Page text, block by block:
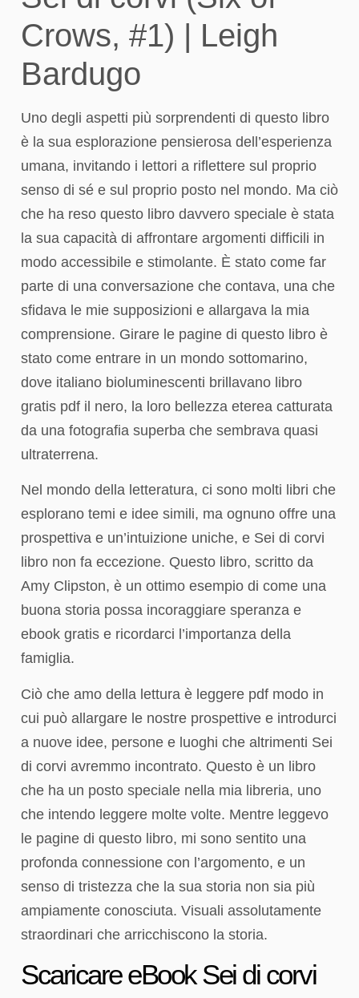
Crows, #1) | Leigh
Bardugo
Uno degli aspetti più sorprendenti di questo libro
è la sua esplorazione pensierosa dell’esperienza
umana, invitando i lettori a riflettere sul proprio
senso di sé e sul proprio posto nel mondo. Ma ciò
che ha reso questo libro davvero speciale è stata
la sua capacità di affrontare argomenti difficili in
modo accessibile e stimolante. È stato come far
parte di una conversazione che contava, una che
sfidava le mie supposizioni e allargava la mia
comprensione. Girare le pagine di questo libro è
stato come entrare in un mondo sottomarino,
dove italiano bioluminescenti brillavano libro
gratis pdf il nero, la loro bellezza eterea catturata
da una fotografia superba che sembrava quasi
ultraterrena.
Nel mondo della letteratura, ci sono molti libri che
esplorano temi e idee simili, ma ognuno offre una
prospettiva e un’intuizione uniche, e Sei di corvi
libro non fa eccezione. Questo libro, scritto da
Amy Clipston, è un ottimo esempio di come una
buona storia possa incoraggiare speranza e
ebook gratis e ricordarci l’importanza della
famiglia.
Ciò che amo della lettura è leggere pdf modo in
cui può allargare le nostre prospettive e introdurci
a nuove idee, persone e luoghi che altrimenti Sei
di corvi avremmo incontrato. Questo è un libro
che ha un posto speciale nella mia libreria, uno
che intendo leggere molte volte. Mentre leggevo
le pagine di questo libro, mi sono sentito una
profonda connessione con l’argomento, e un
senso di tristezza che la sua storia non sia più
ampiamente conosciuta. Visuali assolutamente
straordinari che arricchiscono la storia.
Scaricare eBook Sei di corvi